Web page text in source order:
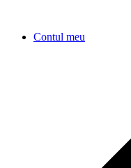
Contul meu